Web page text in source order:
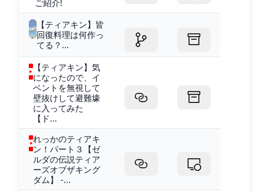
ご紹介!
【ティアキン】皆
回復料理は何作っ
てる？...
【ティアキン】気
になったので、イ
ベントを無視して
壁抜けして避難壕
に入ってみた
【ド...
れっかのティアキ
ン！パート３【ゼ
ルダの伝説ティア
ーズオブザキング
ダム】 -...